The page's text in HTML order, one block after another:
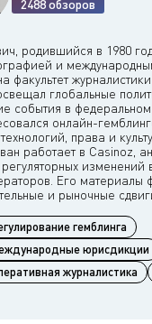
2488 обзоров
родившийся в 1980
и
факультет
глобальные
события в
онлайн-
права и
работает в Casinoz,
регуляторных изменений
Его материалы
гемблинга
юрисдикции
журналистика